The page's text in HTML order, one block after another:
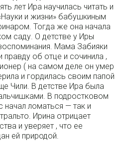
лет Ира научилась читать и
и жизни» бабушкиным
Тогда же она начала
саду. О детстве у Иры
Мама Забияки
правду об отце и сочинила ,
( на самом деле он умер
и гордилась своим папой
Чили. В детстве Ира была
В подростковом
начал ломаться — так и
Ирина отрицает
и уверяет , что ее
ей природой.